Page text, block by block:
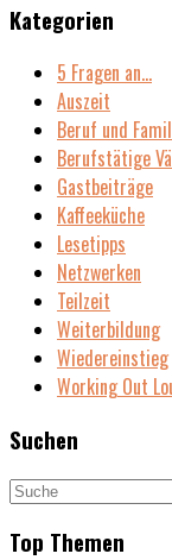
Kategorien
5 Fragen an…
Auszeit
Beruf und
Berufstätige
Gastbeiträge
Kaffeeküche
Lesetipps
Netzwerken
Teilzeit
Weiterbildung
Wiedereinstieg
Working Out
Suchen
Top Themen